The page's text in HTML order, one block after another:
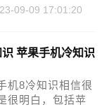
享关于烤肉冷知
方法与技巧第一
意什么……
09-09 17:01:20
苹果手机冷知识
机8冷知识相信很
很明白，包括苹